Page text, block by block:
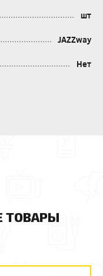
шт
JAZZway
Нет
ТОВАРЫ